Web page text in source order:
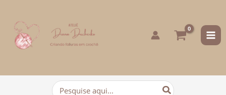
conteúdo
Procurar: